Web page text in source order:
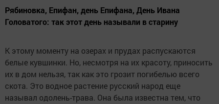
Рябиновка, Епифан, день Епифана, День Ивана
Головатого: так этот день называли в старину
К этому моменту на озерах и прудах распускаются
белые кувшинки. Но, несмотря на их красоту, приносить
их в дом нельзя, так как это грозит погибелью всего
скота. Это водное растение русский народ еще
называл одолень-трава. Она была известна тем, что